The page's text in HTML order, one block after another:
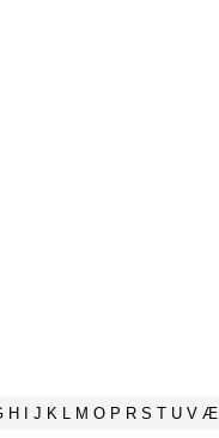
H J K L M O P R S T U V Æ